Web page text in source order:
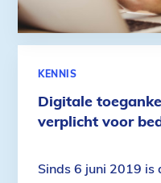
Digitale
verplicht voor
KENNIS
Sinds 6 juni 2019